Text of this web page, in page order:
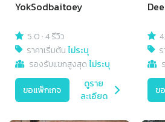
YokSodbaitoey
5.0 ·4 รีวิว
ราคาเริ่มต้นไม่ระบุ
รองรับแขกสูงสุดไม่ระบุ
ขอแพ็กเกจ
ดูราย
ละเอียด
ข